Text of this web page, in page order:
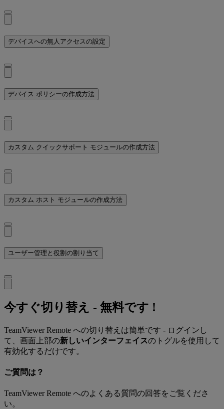
デバイスへの無人アクセスの設定
デバイス ポリシーの作成方法
カスタム クイックサポート モジュールの作成方法
カスタム ホスト モジュールの作成方法
ユーザー管理と役割の割り当て
今すぐ切り替え - 無料です !
TeamViewer Remote への切り替えは簡単です - ログインし
て、画面上部の新しいインターフェイスのトグルを使用して
有効化するだけです。
ご質問は？
TeamViewer Remote へのよくある質問の回答をご覧くださ
い。